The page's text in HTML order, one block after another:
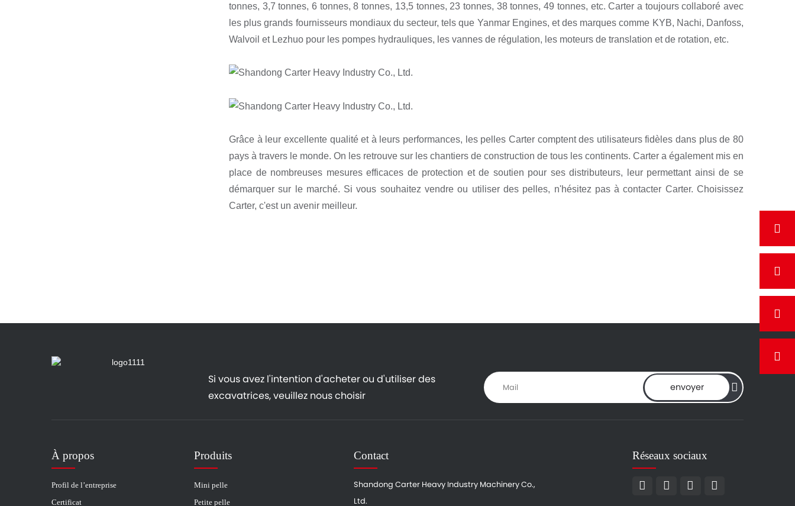
tonnes, 3,7 tonnes, 6 tonnes, 8 tonnes, 13,5 tonnes, 23 tonnes, 38 tonnes, 49 tonnes, etc. Carter a toujours collaboré avec
les plus grands fournisseurs mondiaux du secteur, tels que Yanmar Engines, et des marques comme KYB, Nachi, Danfoss,
Walvoil et Lezhuo pour les pompes hydrauliques, les vannes de régulation, les moteurs de translation et de rotation, etc.
Grâce à leur excellente qualité et à leurs performances, les pelles Carter comptent des utilisateurs fidèles dans plus de 80
pays à travers le monde. On les retrouve sur les chantiers de construction de tous les continents. Carter a également mis en
place de nombreuses mesures efficaces de protection et de soutien pour ses distributeurs, leur permettant ainsi de se
démarquer sur le marché. Si vous souhaitez vendre ou utiliser des pelles, n'hésitez pas à contacter Carter. Choisissez
Carter, c'est un avenir meilleur.
Si vous avez l'intention d'acheter ou d'utiliser des
excavatrices, veuillez nous choisir
envoyer
À propos
Profil de l’entreprise
Certificat
Produits
Mini pelle
Petite pelle
Contact
Shandong Carter Heavy Industry Machinery Co.,
Ltd.
Réseaux sociaux